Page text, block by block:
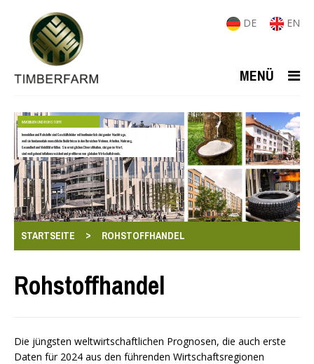
DE EN
MENÜ
IMMOBILIEN UND ROHSTOFFE
Immobilien und Rohstoffe sind Geschäftsfelder mit kontinuierlich steigender Nachfrage,
weil sie fundamentale menschliche Bedürfnisse in den Bereichen Wohnen, Arbeiten, Nahrung,
Gesundheit und Mobilität erfüllen. Sie ermöglichen Diversifikation, steigen im Wert,
sind weitgehend inflationsresistent und profitieren von globalen Wirtschaftstrends.
STARTSEITE > ROHSTOFFHANDEL
Rohstoffhandel
Die jüngsten weltwirtschaftlichen Prognosen, die auch erste
Daten für 2024 aus den führenden Wirtschaftsregionen